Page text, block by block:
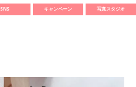
SNS キャンペーン 写真スタジオ